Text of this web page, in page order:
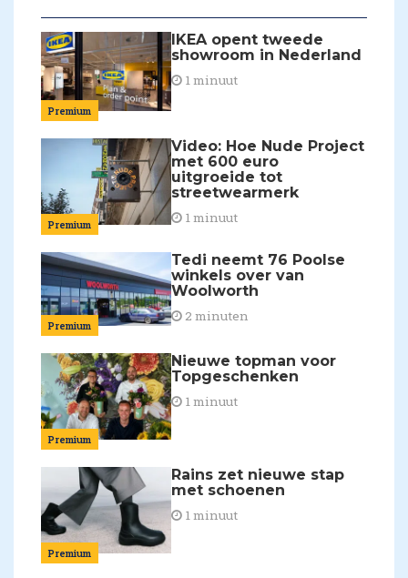
Premium
IKEA opent tweede
showroom in Nederland
1 minuut
Premium
Video: Hoe Nude Project
met 600 euro
uitgroeide tot
streetwearmerk
1 minuut
Premium
Tedi neemt 76 Poolse
winkels over van
Woolworth
2 minuten
Premium
Nieuwe topman voor
Topgeschenken
1 minuut
Premium
Rains zet nieuwe stap
met schoenen
1 minuut